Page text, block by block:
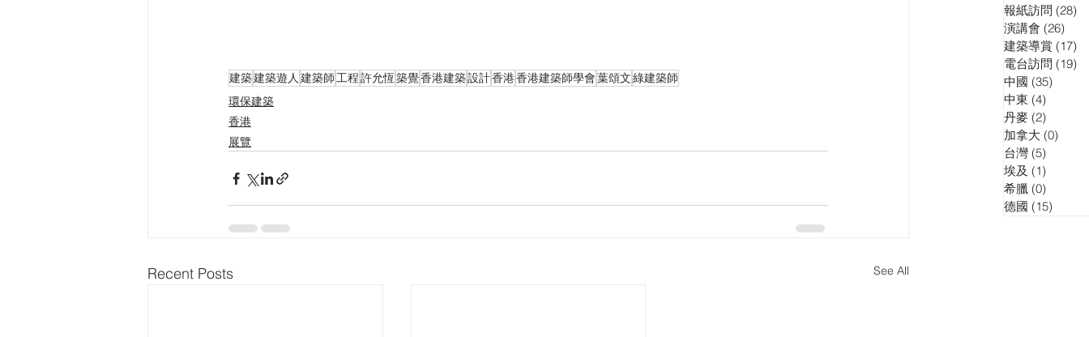
建築建築遊人 建築師工程許允恆築覺香港建築設計香港香港建築師學會葉頌文綠建築師
環保建築
香港
展覽
Recent Posts See All
報紙訪問 (28)
演講會 (26)
建築導賞 (17)
電台訪問 (19)
中國 (35)
中東 (4)
丹麥 (2)
加拿大 (0)
台灣 (5)
埃及 (1)
希臘 (0)
德國 (15)